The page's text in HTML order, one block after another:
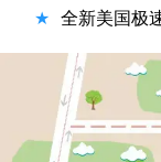
★
全新美国极